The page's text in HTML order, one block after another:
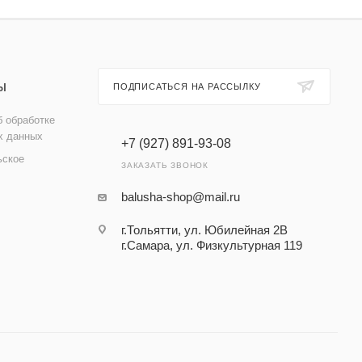
обработке
данных
ПОДПИСАТЬСЯ НА РАССЫЛКУ
+7 (927) 891-93-08
ЗАКАЗАТЬ ЗВОНОК
balusha-shop@mail.ru
г.Тольятти, ул. Юбилейная 2В
г.Самара, ул. Физкультурная 119